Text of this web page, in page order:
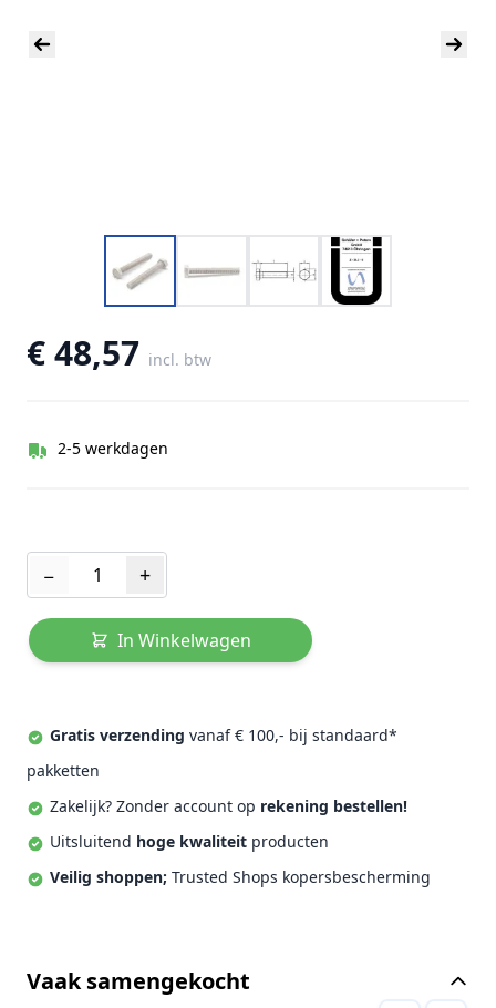
€ 48,57 incl. btw
2-5 werkdagen
− +
In Winkelwagen
Gratis verzending vanaf € 100,- bij standaard*
pakketten
Zakelijk? Zonder account op rekening bestellen!
Uitsluitend hoge kwaliteit producten
Veilig shoppen; Trusted Shops kopersbescherming
Vaak samengekocht